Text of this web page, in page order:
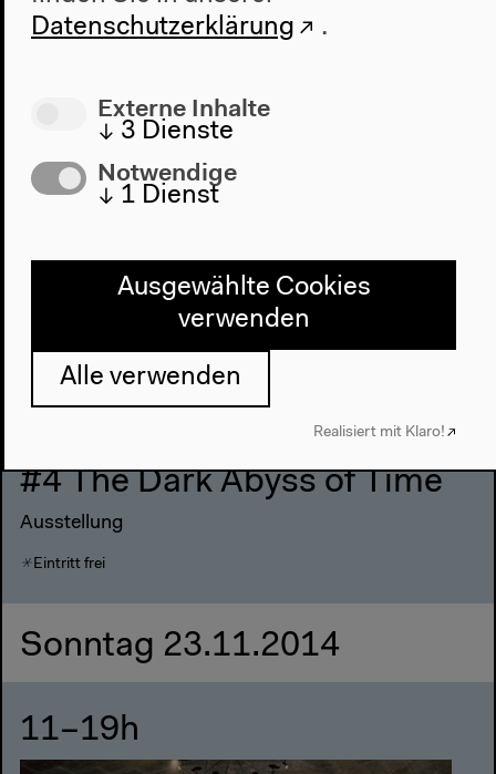
Montag 24.11.2014
11–19h
#4 The Dark Abyss of Time
Ausstellung
Eintritt frei
Sonntag 23.11.2014
11–19h
Datenschutzerklärung
.
Externe Inhalte
↓ 3 Dienste
Notwendige
↓ 1 Dienst
Ausgewählte Cookies
verwenden
Alle verwenden
Realisiert mit Klaro!